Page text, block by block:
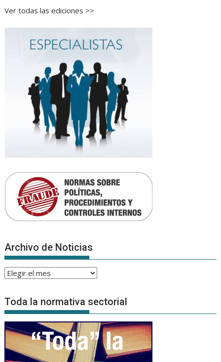
Ver todas las ediciones >>
Archivo de Noticias
Archivo
Noticias
Toda la normativa sectorial